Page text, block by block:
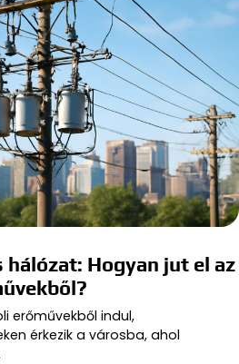
Hogyan jut el az
erőművekből indul,
érkezik a városba, ahol